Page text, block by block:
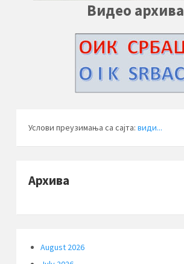
Видео архива
Услови преузимања са сајта: види...
Архива
August 2026